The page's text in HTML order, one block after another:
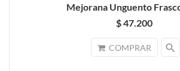
Mejorana Unguento
$ 47.200
COMPRAR search